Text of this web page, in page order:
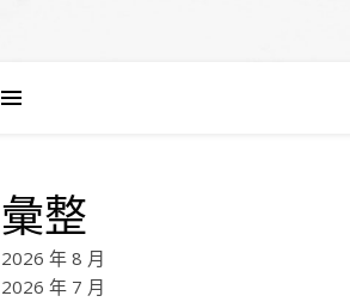
彙整
2026 年 8 月
2026 年 7 月